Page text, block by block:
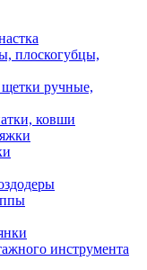
плоскогубцы,
ручные,
ковши
инструмента